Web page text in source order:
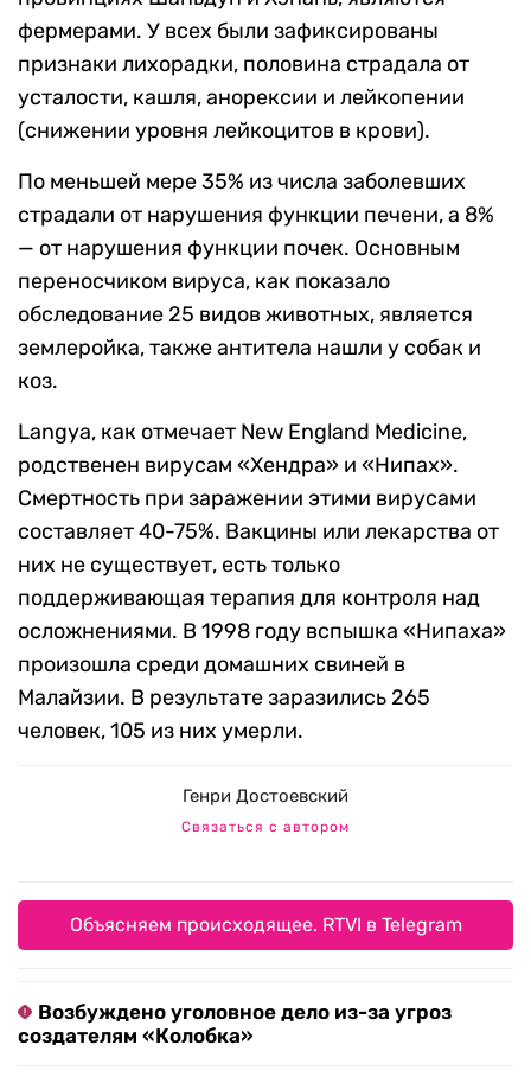
фермерами. У всех были зафиксированы
признаки лихорадки, половина страдала от
усталости, кашля, анорексии и лейкопении
(снижении уровня лейкоцитов в крови).
По меньшей мере 35% из числа заболевших
страдали от нарушения функции печени, а 8%
— от нарушения функции почек. Основным
переносчиком вируса, как показало
обследование 25 видов животных, является
землеройка, также антитела нашли у собак и
коз.
Langya, как отмечает New England Medicine,
родственен вирусам «Хендра» и «Нипах».
Смертность при заражении этими вирусами
составляет 40-75%. Вакцины или лекарства от
них не существует, есть только
поддерживающая терапия для контроля над
осложнениями. В 1998 году вспышка «Нипаха»
произошла среди домашних свиней в
Малайзии. В результате заразились 265
человек, 105 из них умерли.
Генри Достоевский
Связаться с автором
Объясняем происходящее. RTVI в Telegram
Возбуждено уголовное дело из-за угроз
создателям «Колобка»